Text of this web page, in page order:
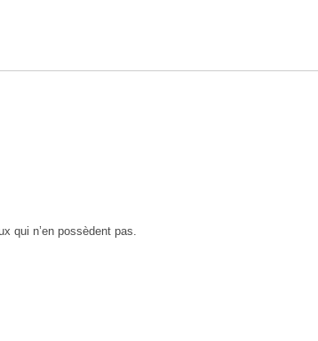
qui n’en possèdent pas.